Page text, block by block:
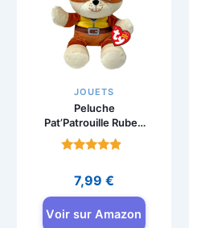
JOUETS
Peluche
Pat’Patrouille Ruben
15cm à
Collectionner
4.5
sur 5
7,99 €
Voir sur Amazon